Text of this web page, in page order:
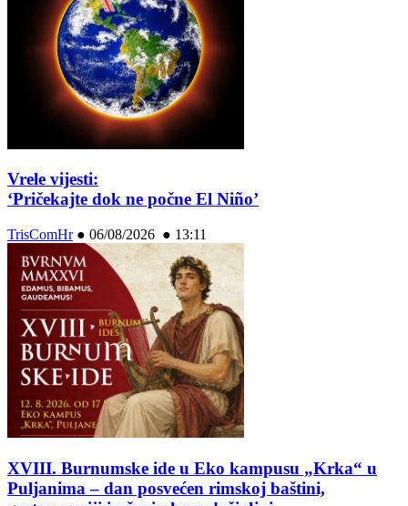
Vrele vijesti:
‘Pričekajte dok ne počne El Niño’
TrisComHr● 06/08/2026 ● 13:11
XVIII. Burnumske ide u Eko kampusu „Krka“ u
Puljanima – dan posvećen rimskoj baštini,